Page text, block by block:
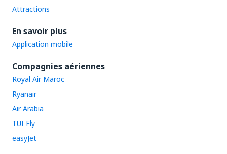
Attractions
En savoir plus
Application mobile
Compagnies aériennes
Royal Air Maroc
Ryanair
Air Arabia
TUI Fly
easyJet